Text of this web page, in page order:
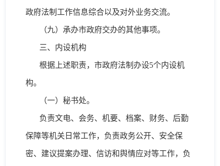
政府法制工作信息综合以及对外业务交流。
（九）承办市政府交办的其他事项。
三、内设机构
根据上述职责，市政府法制办设5个内设机
构。
（一）秘书处。
负责文电、会务、机要、档案、财务、后勤
保障等机关日常工作，负责政务公开、安全保
密、建议提案办理、信访和舆情应对等工作，负